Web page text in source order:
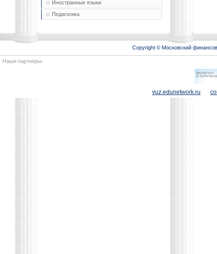
Иностранные языки
Педагогика
Copyright © Московский
Наши партнеры:
vuz.edunetwork.ru